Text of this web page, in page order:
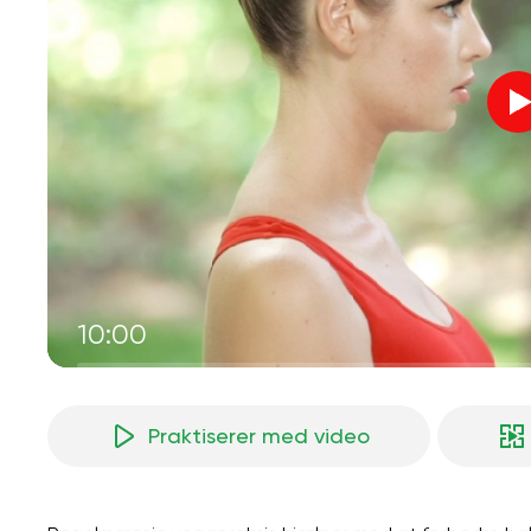
10:00
Praktiserer med video